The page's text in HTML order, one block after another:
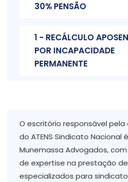
30% PENSÃO
1 - RECÁLCULO
POR INCAPACIDADE
PERMANENTE
O escritório responsável pela
do ATENS Sindicato Nacional
Munemassa Advogados,
de expertise na prestação
especializados para